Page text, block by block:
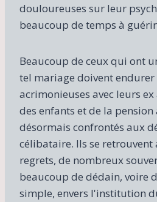
douloureuses sur leur
beaucoup de temps à
Beaucoup de ceux qui ont
tel mariage doivent endurer
acrimonieuses avec leurs
des enfants et de la
désormais confrontés aux
célibataire. Ils se retrouvent
regrets, de nombreux
beaucoup de dédain, voire
simple, envers l'institution